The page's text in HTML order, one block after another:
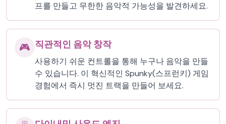
프를 만들고 무한한 음악적 가능성을 발견하세요.
🎮 직관적인 음악 창작
사용하기 쉬운 컨트롤을 통해 누구나 음악을 만들
수 있습니다. 이 혁신적인 Spunky(스프런키) 게임
경험에서 즉시 멋진 트랙을 만들어 보세요.